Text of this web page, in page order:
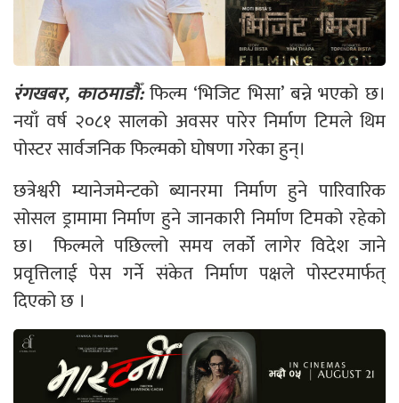
रंगखबर, काठमाडौँ: फिल्म ‘भिजिट भिसा’ बन्ने भएको छ।
नयाँ वर्ष २०८१ सालको अवसर पारेर निर्माण टिमले थिम
पोस्टर सार्वजनिक फिल्मको घोषणा गरेका हुन्।
छत्रेश्वरी म्यानेजमेन्टको ब्यानरमा निर्माण हुने पारिवारिक
सोसल ड्रामामा निर्माण हुने जानकारी निर्माण टिमको रहेको
छ। फिल्मले पछिल्लो समय लर्को लागेर विदेश जाने
प्रवृत्तिलाई पेस गर्ने संकेत निर्माण पक्षले पोस्टरमार्फत्
दिएको छ ।